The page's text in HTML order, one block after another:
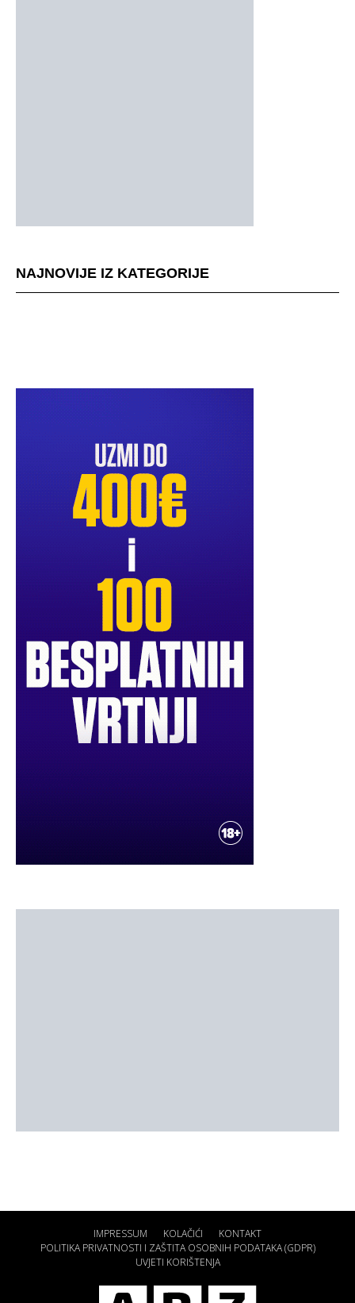
NAJNOVIJE IZ KATEGORIJE
IMPRESSUM KOLAČIĆI
KONTAKT
POLITIKA PRIVATNOSTI I ZAŠTITA OSOBNIH PODATAKA (GDPR)
UVJETI KORIŠTENJA